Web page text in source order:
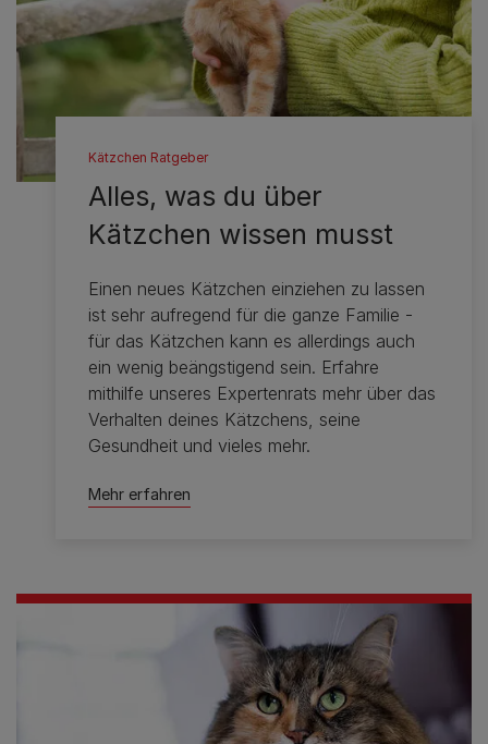
Kätzchen Ratgeber
Alles, was du über
Kätzchen wissen musst
Einen neues Kätzchen einziehen zu lassen
ist sehr aufregend für die ganze Familie -
für das Kätzchen kann es allerdings auch
ein wenig beängstigend sein. Erfahre
mithilfe unseres Expertenrats mehr über das
Verhalten deines Kätzchens, seine
Gesundheit und vieles mehr.
Mehr erfahren